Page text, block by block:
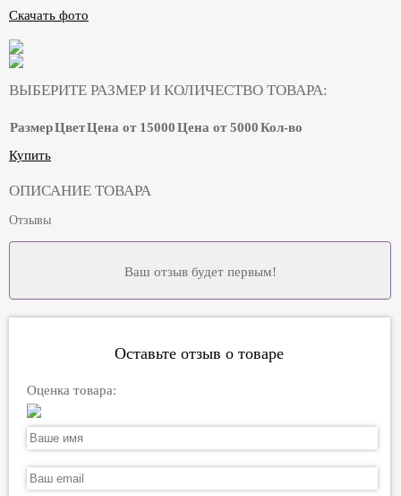
Скачать фото
ВЫБЕРИТЕ РАЗМЕР И КОЛИЧЕСТВО ТОВАРА:
РазмерЦветЦена от 15000Цена от 5000Кол-во
Купить
ОПИСАНИЕ ТОВАРА
Отзывы
Ваш отзыв будет первым!
Оставьте отзыв о товаре
Оценка товара: